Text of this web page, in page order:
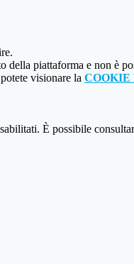
della piattaforma e non è
visionare la COOKIE
È possibile